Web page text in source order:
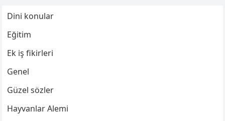
Dini konular
Eğitim
Ek iş fikirleri
Genel
Güzel sözler
Hayvanlar Alemi